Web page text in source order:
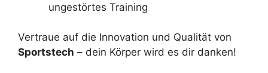
ungestörtes Training
Vertraue auf die Innovation und Qualität von
Sportstech – dein Körper wird es dir danken!